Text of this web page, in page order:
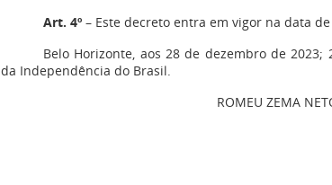
Art. 4º – Este decreto entra em vigor na data
Belo Horizonte, aos 28 de dezembro de 2023;
da Independência do Brasil.
ROMEU ZEMA